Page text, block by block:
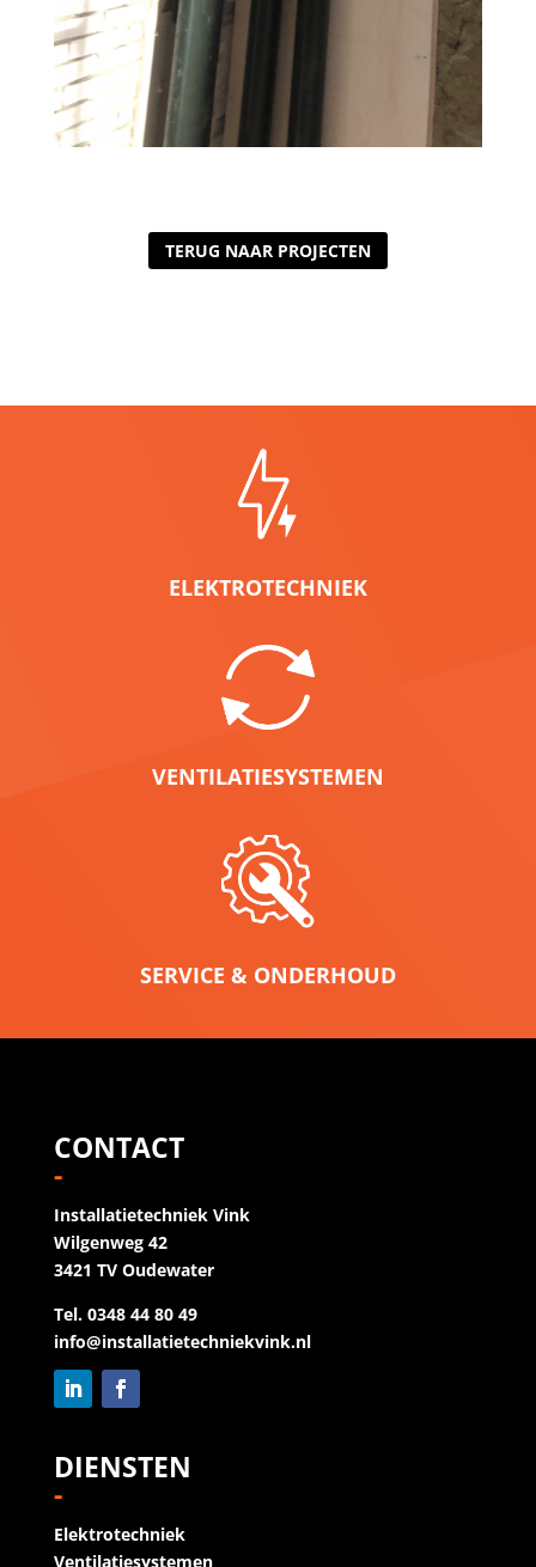
TERUG NAAR PROJECTEN
ELEKTROTECHNIEK
VENTILATIESYSTEMEN
SERVICE & ONDERHOUD
CONTACT
-
Installatietechniek Vink
Wilgenweg 42
3421 TV Oudewater
Tel. 0348 44 80 49
info@installatietechniekvink.nl
DIENSTEN
-
Elektrotechniek
Ventilatiesystemen